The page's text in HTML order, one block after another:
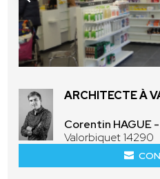
ARCHITECTE À
Corentin HAGUE
Valorbiquet 14290